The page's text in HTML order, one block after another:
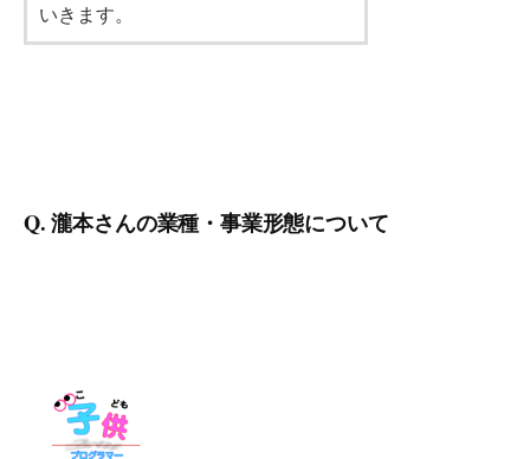
いきます。
Q. 瀧本さんの業種・事業形態について